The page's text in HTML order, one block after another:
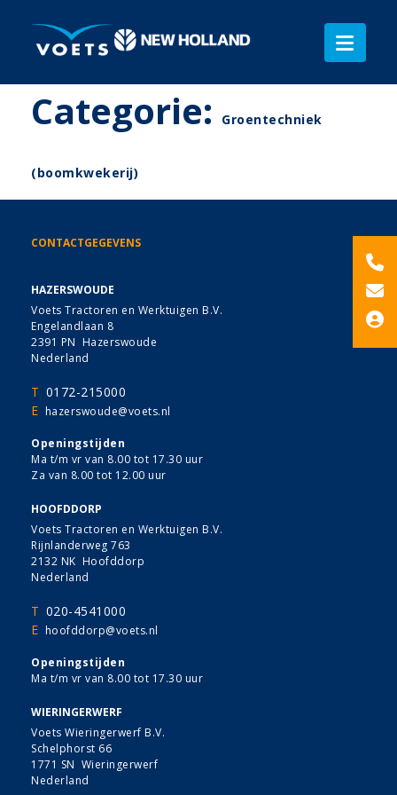
Categorie: Groentechniek
(boomkwekerij)
CONTACTGEGEVENS
HAZERSWOUDE
Voets Tractoren en Werktuigen B.V.
Engelandlaan 8
2391 PN Hazerswoude
Nederland
T 0172-215000
E hazerswoude@voets.nl
Openingstijden
Ma t/m vr van 8.00 tot 17.30 uur
Za van 8.00 tot 12.00 uur
HOOFDDORP
Voets Tractoren en Werktuigen B.V.
Rijnlanderweg 763
2132 NK Hoofddorp
Nederland
T 020-4541000
E hoofddorp@voets.nl
Openingstijden
Ma t/m vr van 8.00 tot 17.30 uur
WIERINGERWERF
Voets Wieringerwerf B.V.
Schelphorst 66
1771 SN Wieringerwerf
Nederland